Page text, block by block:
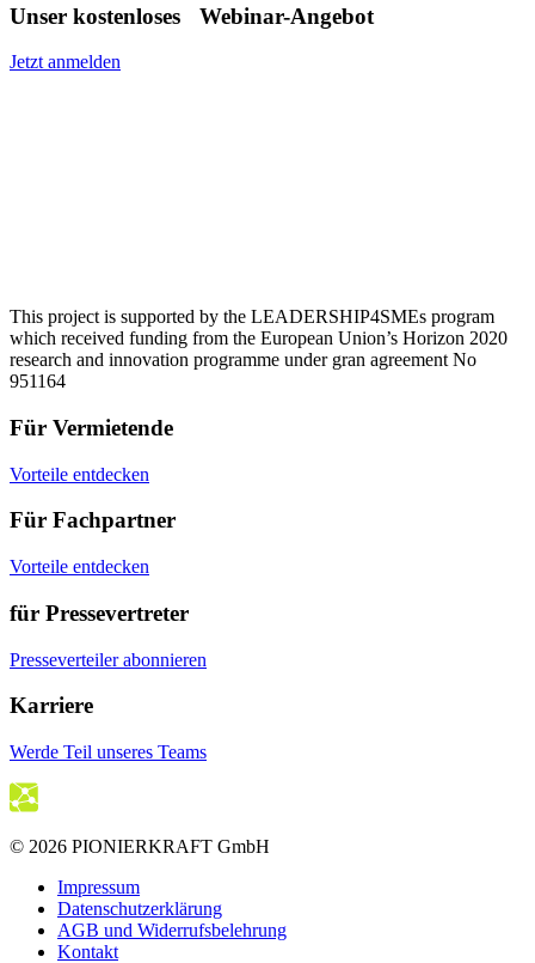
Unser kostenloses Webinar-Angebot
Jetzt anmelden
This project is supported by the LEADERSHIP4SMEs program
which received funding from the European Union’s Horizon 2020
research and innovation programme under gran agreement No
951164
Für Vermietende
Vorteile entdecken
Für Fachpartner
Vorteile entdecken
für Pressevertreter
Presseverteiler abonnieren
Karriere
Werde Teil unseres Teams
© 2026 PIONIERKRAFT GmbH
Impressum
Datenschutzerklärung
AGB und Widerrufsbelehrung
Kontakt